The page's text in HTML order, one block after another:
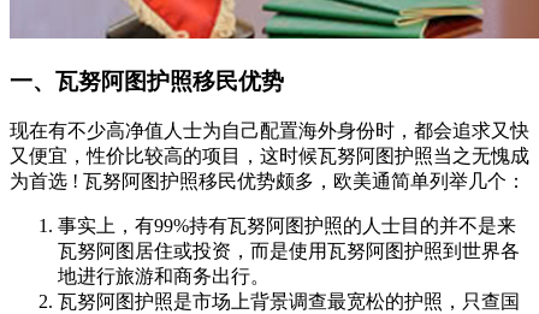
一、瓦努阿图护照移民优势
现在有不少高净值人士为自己配置海外身份时，都会追求又快
又便宜，性价比较高的项目，这时候瓦努阿图护照当之无愧成
为首选 ! 瓦努阿图护照移民优势颇多，欧美通简单列举几个：
事实上，有99%持有瓦努阿图护照的人士目的并不是来
瓦努阿图居住或投资，而是使用瓦努阿图护照到世界各
地进行旅游和商务出行。
瓦努阿图护照是市场上背景调查最宽松的护照，只查国